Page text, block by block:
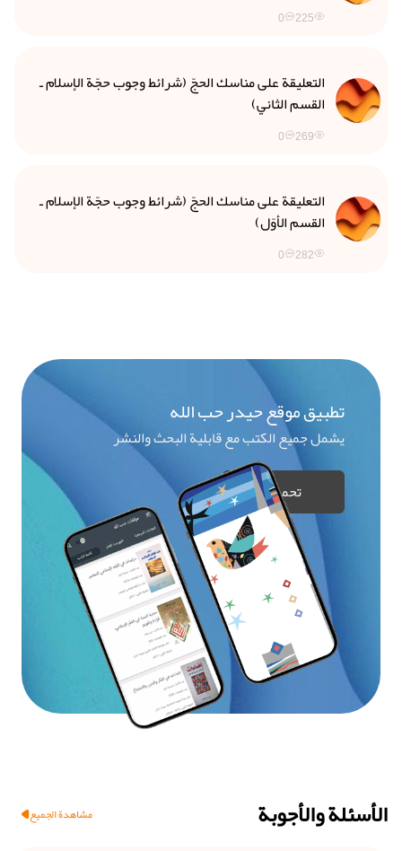
225
0
التعليقة على مناسك الحجّ (شرائط وجوب حجّة الإسلام ـ
القسم الثاني)
269
0
التعليقة على مناسك الحجّ (شرائط وجوب حجّة الإسلام ـ
القسم الأوّل)
282
0
تطبيق موقع حيدر حب الله
يشمل جميع الكتب مع قابلية البحث والنشر
تحميل
الأسئلة والأجوبة مشاهدة الجميع